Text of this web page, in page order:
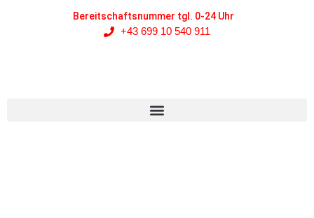
Bereitschaftsnummer tgl. 0-24 Uhr
+43 699 10 540 911